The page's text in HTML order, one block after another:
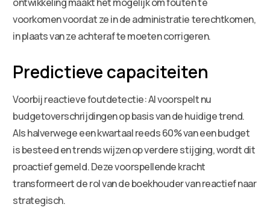
voorkomen voordat ze in de administratie terechtkomen,
in plaats van ze achteraf te moeten corrigeren.
Predictieve capaciteiten
Voorbij reactieve foutdetectie: AI voorspelt nu
budgetoverschrijdingen op basis van de huidige trend.
Als halverwege een kwartaal reeds 60% van een budget
is besteed en trends wijzen op verdere stijging, wordt dit
proactief gemeld. Deze voorspellende kracht
transformeert de rol van de boekhouder van reactief naar
strategisch.